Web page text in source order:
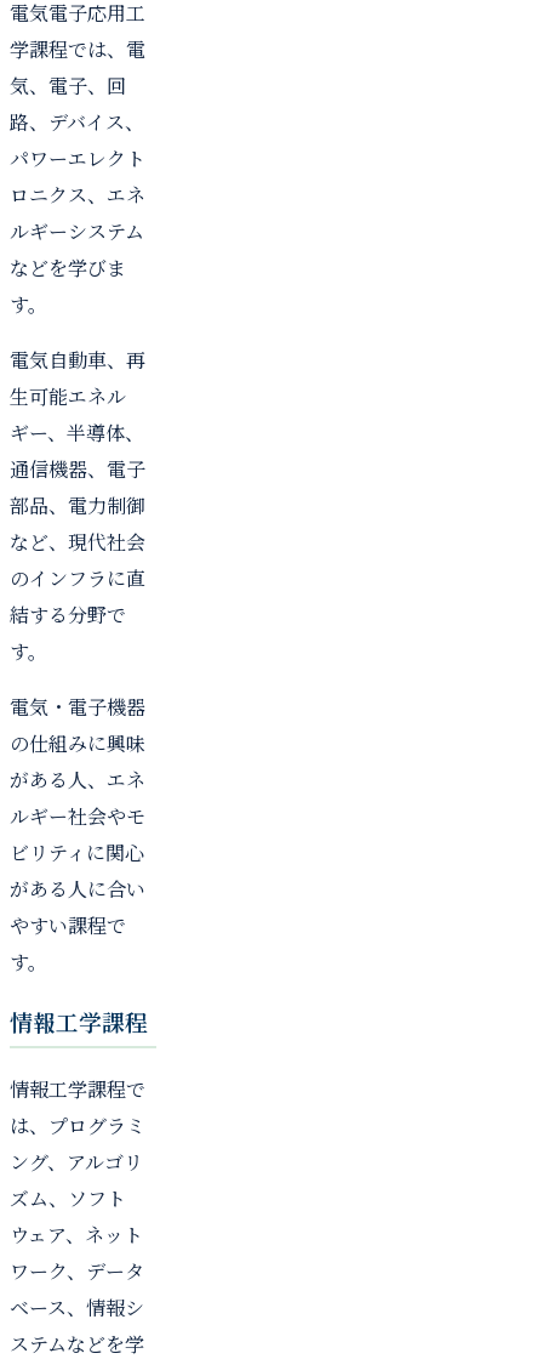
電気電子応用工
学課程では、電
気、電子、回
路、デバイス、
パワーエレクト
ロニクス、エネ
ルギーシステム
などを学びま
す。
電気自動車、再
生可能エネル
ギー、半導体、
通信機器、電子
部品、電力制御
など、現代社会
のインフラに直
結する分野で
す。
電気・電子機器
の仕組みに興味
がある人、エネ
ルギー社会やモ
ビリティに関心
がある人に合い
やすい課程で
す。
情報工学課程
情報工学課程で
は、プログラミ
ング、アルゴリ
ズム、ソフト
ウェア、ネット
ワーク、データ
ベース、情報シ
ステムなどを学